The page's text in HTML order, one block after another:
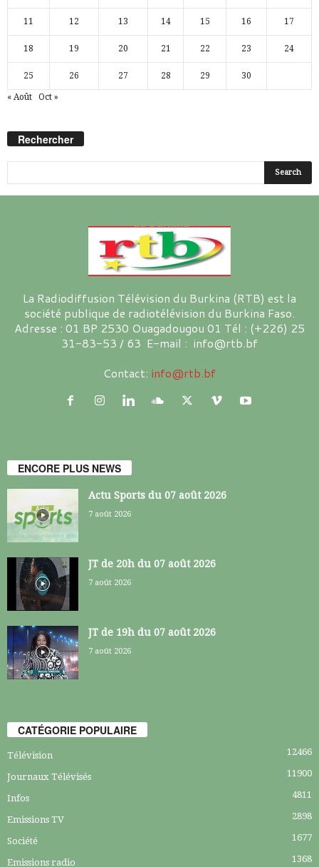
11 12 13 14 15 16 17
18 19 20 21 22 23 24
25 26 27 28 29 30
« Août Oct »
Rechercher
La Radiodiffusion Télévision du Burkina (RTB) est la
société publique de radiotélévision du Burkina Faso.
Adresse : 01 BP 2530 Ouagadougou 01 Tél : (+226) 25
31-83-53 / 63 E-mail : info@rtb.bf
Contact: info@rtb.bf
ENCORE PLUS NEWS
Actu Sports du 07 août 2026
7 août 2026
JT de 20h du 07 août 2026
7 août 2026
JT de 19h du 07 août 2026
7 août 2026
CATÉGORIE POPULAIRE
Télévision 12466
Journaux Télévisés 11900
Infos 4811
Emissions TV 2898
Société 1677
Emissions radio 1368